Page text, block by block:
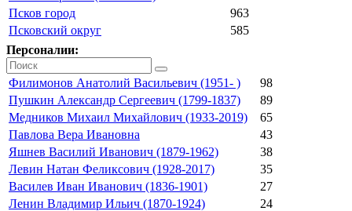
Псков город
963
Псковский округ
585
Персоналии:
Филимонов Анатолий Васильевич (1951- )
98
Пушкин Александр Сергеевич (1799-1837)
89
Медников Михаил Михайлович (1933-2019)
65
Павлова Вера Ивановна
43
Яшнев Василий Иванович (1879-1962)
38
Левин Натан Феликсович (1928-2017)
35
Василев Иван Иванович (1836-1901)
27
Ленин Владимир Ильич (1870-1924)
24